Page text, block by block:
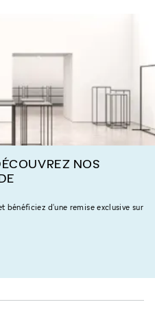
NOS
bénéficiez d'une remise exclusive sur